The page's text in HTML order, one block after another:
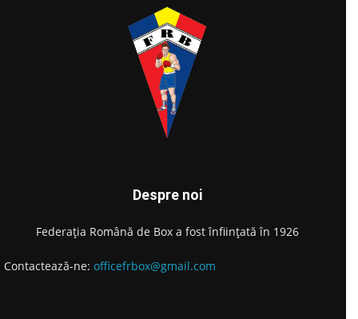
Despre noi
Federația Română de Box a fost înființată în 1926
Contactează-ne: officefrbox@gmail.com